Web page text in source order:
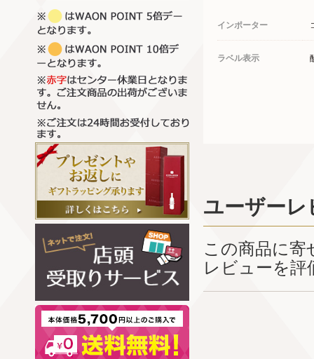
インポーター
ラベル表示
ユーザーレ
この商品に
レビューを評